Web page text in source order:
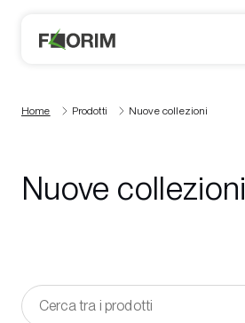
Home Prodotti Nuove collezioni
Nuove collezioni